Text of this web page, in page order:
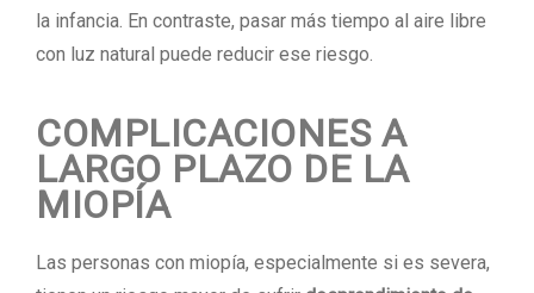
la infancia. En contraste, pasar más tiempo al aire libre
con luz natural puede reducir ese riesgo.
COMPLICACIONES A
LARGO PLAZO DE LA
MIOPÍA
Las personas con miopía, especialmente si es severa,